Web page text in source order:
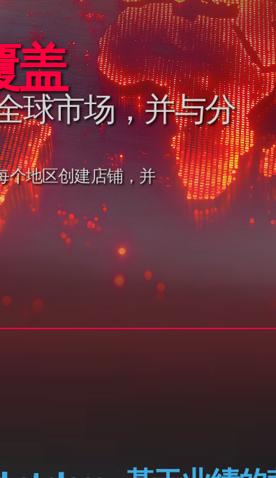
盖
球市场，并与分
个地区创建店铺，并
统和运作方式，
优势的功能
的实际运
它能够带来诸多优